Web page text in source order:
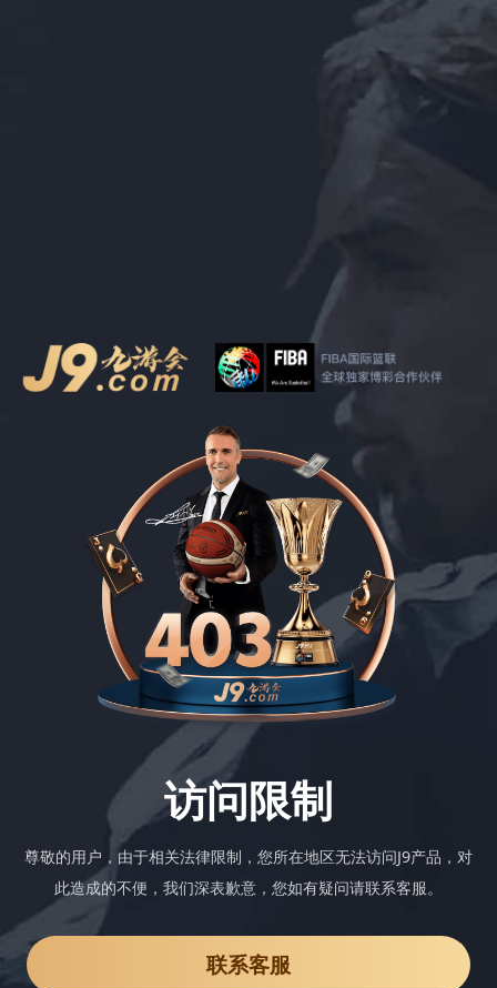
访问限制
尊敬的用户，由于相关法律限制，您所在地区无法访问J9产品，对
此造成的不便，我们深表歉意，您如有疑问请联系客服。
联系客服